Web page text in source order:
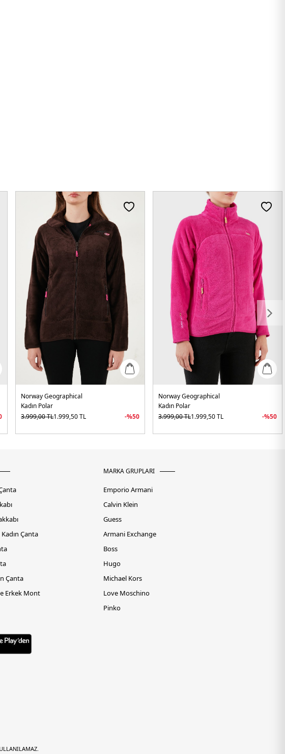
Norway Geographical
Kadın Polar
3.999,00TL1.999,50TL -%50
Norway Geographical
Kadın Polar
3.999,00TL1.999,50TL -%50
Çanta
Çanta
Erkek Mont
MARKA GRUPLARI
Emporio Armani
Calvin Klein
Guess
Armani Exchange
Boss
Hugo
Michael Kors
Love Moschino
Pinko